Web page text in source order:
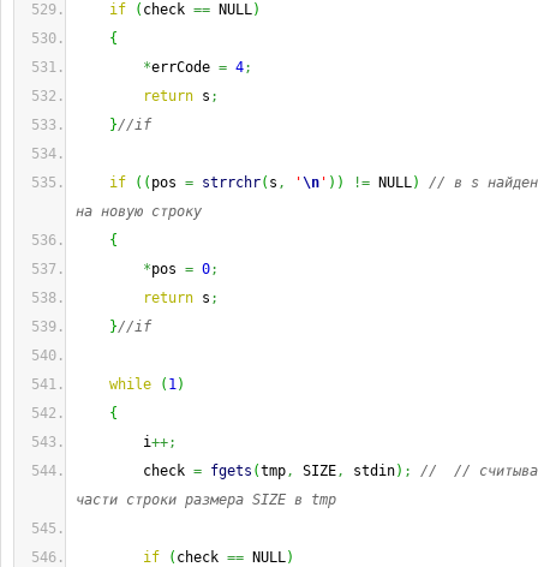
if
( check == NULL)
{
*errCode = 4;
return s ;
}//if
if ( ( pos = strrchr( s , '\n ' ) ) != NULL)
// в s найден
на новую строку
{
*pos = 0;
return s ;
}//if
while ( 1)
{
i++;
check = fgets (tmp, SIZE, stdin) ;
//  //
части строки размера SIZE в tmp
if ( check == NULL)